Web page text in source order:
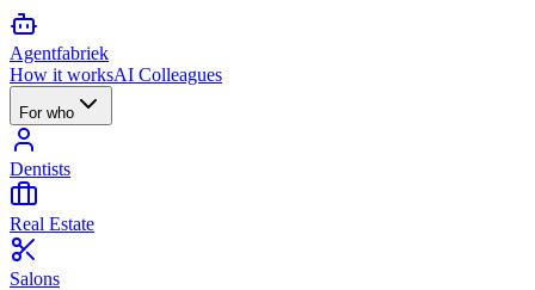
Agentfabriek
How it worksAI Colleagues
For who
Dentists
Real Estate
Salons